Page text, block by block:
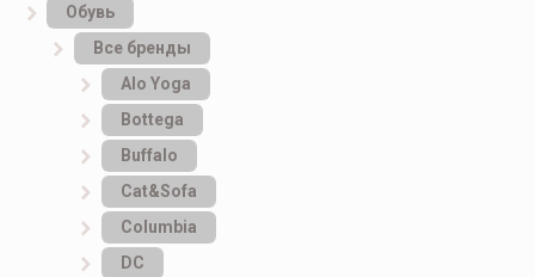
Обувь
Все бренды
Alo Yoga
Bottеga
Buffalo
Cat&Sofa
Columbia
DC